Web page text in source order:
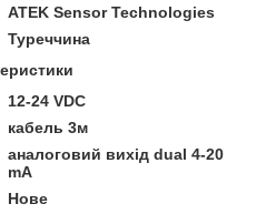
ATEK Sensor Technologies
Туреччина
12-24 VDC
кабель 3м
аналоговий вихід dual 4-20
mA
Нове